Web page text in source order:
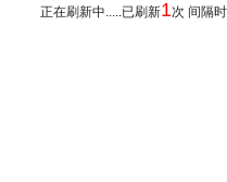
正在刷新中.....已刷新1次 间隔